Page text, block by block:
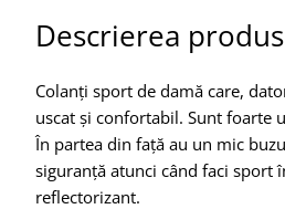
Descrierea
Colanți sport de damă care,
uscat și confortabil. Sunt foarte
În partea din față au un mic
siguranță atunci când faci sport
reflectorizant.